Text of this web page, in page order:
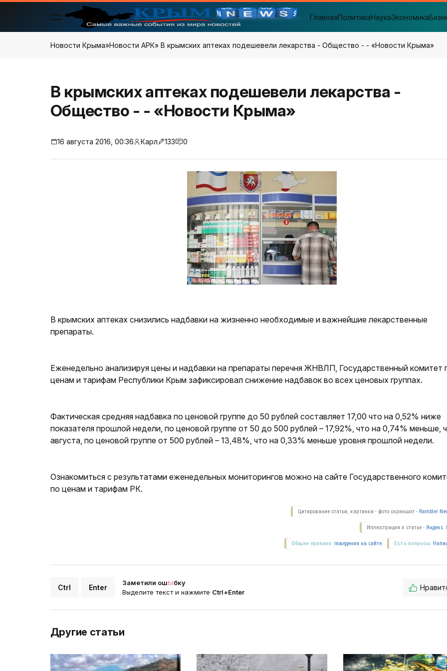
ГлавнаяПолитикаНаукаЭкономика
Новости Крыма»Новости АРК» В крымских аптеках подешевели лекарства - Общество - - «Новости Крыма»
В крымских аптеках подешевели лекарства -
Общество - - «Новости Крыма»
16 августа 2016, 00:36 Карл 133 0
В крымских аптеках снизились надбавки на жизненно необходимые и важнейшие лекарственные
препараты.
Еженедельно анализируя цены и надбавки на препараты перечня ЖНВЛП, Государственный комитет
ценам и тарифам Республики Крым зафиксировал снижение надбавок во всех ценовых группах.
Фактическая средняя надбавка по ценовой группе до 50 рублей составляет 17,00 что на 0,52% ниже
показателя прошлой недели, по ценовой группе от 50 до 500 рублей – 17,92%, что на 0,74% меньше,
августа, по ценовой группе от 500 рублей – 13,48%, что на 0,33% меньше уровня прошлой недели.
Ознакомиться с результатами еженедельных мониторингов можно на сайте Государственного
по ценам и тарифам РК.
Цитирование статьи, картинки - фото скриншот - Rambler
Иллюстрация к статье - Яндекс.
Есть вопросы.
Общие правила поведения на сайте.
Ctrl Enter
Заметили ошЫбку
Выделите текст и нажмите Ctrl+Enter
Другие статьи